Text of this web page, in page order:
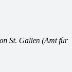
St. Gallen (Amt für